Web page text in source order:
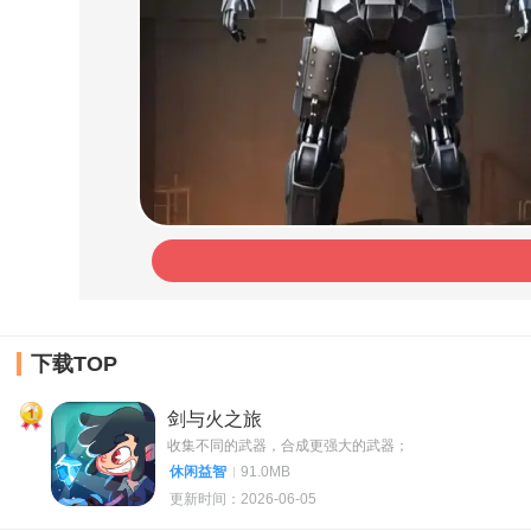
下载TOP
1 剑与火之旅
收集不同的武器，合成更强大的武器；
休闲益智
91.0MB
更新时间：2026-06-05